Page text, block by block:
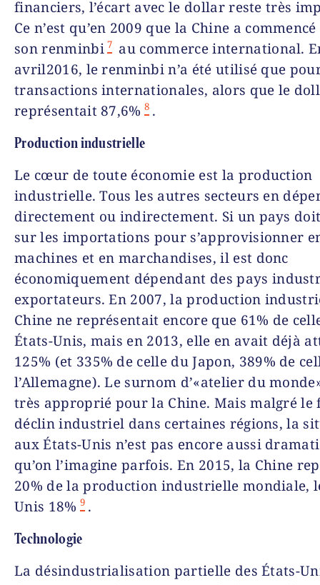
financiers, l’écart avec le dollar reste très
Ce n’est qu’en 2009 que la Chine a
son renminbi 7 au commerce international.
avril2016, le renminbi n’a été utilisé que
transactions internationales, alors que le
représentait 87,6% 8 .
Production industrielle
Le cœur de toute économie est la production
industrielle. Tous les autres secteurs en
directement ou indirectement. Si un pays
sur les importations pour s’approvisionner
machines et en marchandises, il est donc
économiquement dépendant des pays
exportateurs. En 2007, la production
Chine ne représentait encore que 61% de
États-Unis, mais en 2013, elle en avait déjà
125% (et 335% de celle du Japon, 389% de
l’Allemagne). Le surnom d’«atelier du
très approprié pour la Chine. Mais malgré le
déclin industriel dans certaines régions, la
aux États-Unis n’est pas encore aussi
qu’on l’imagine parfois. En 2015, la Chine
20% de la production industrielle mondiale,
Unis 18% 9 .
Technologie
La désindustrialisation partielle des États-